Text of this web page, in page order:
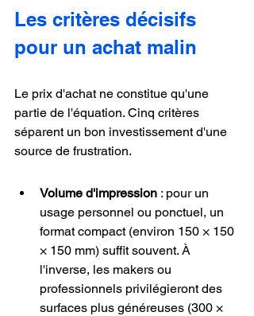
Les critères décisifs
pour un achat malin
Le prix d'achat ne constitue qu'une
partie de l'équation. Cinq critères
séparent un bon investissement d'une
source de frustration.
Volume d'impression : pour un
usage personnel ou ponctuel, un
format compact (environ 150 × 150
× 150 mm) suffit souvent. À
l'inverse, les makers ou
professionnels privilégieront des
surfaces plus généreuses (300 ×